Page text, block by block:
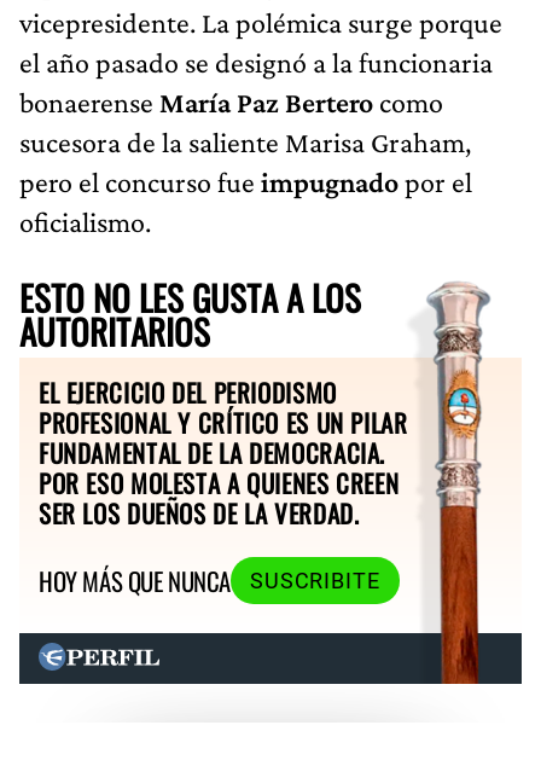
vicepresidente. La polémica surge porque
el año pasado se designó a la funcionaria
bonaerense María Paz Bertero como
sucesora de la saliente Marisa Graham,
pero el concurso fue impugnadopor el
oficialismo.
ESTO NO LES GUSTA A LOS
AUTORITARIOS
EL EJERCICIO DEL PERIODISMO
PROFESIONAL Y CRÍTICO ES UN PILAR
FUNDAMENTAL DE LA DEMOCRACIA.
POR ESO MOLESTA A QUIENES CREEN
SER LOS DUEÑOS DE LA VERDAD.
HOY MÁS QUE NUNCA
SUSCRIBITE